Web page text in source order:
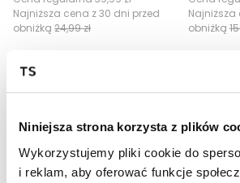
Niniejsza strona korzysta z plików
Wykorzystujemy pliki cookie do
i reklam, aby oferować funkcje
Najniższa cena z 30 dni przed
obniżką 24,99 zł
Najniższa
obniżką